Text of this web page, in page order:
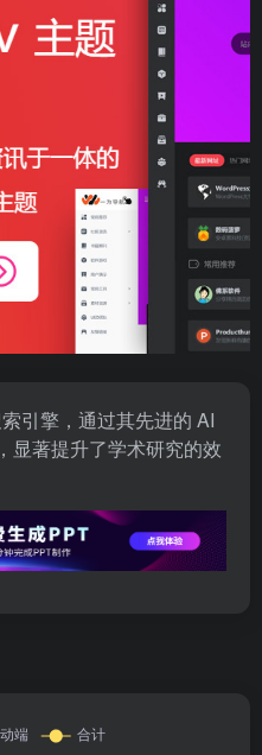
引擎，通过其先进的 AI
显著提升了学术研究的效